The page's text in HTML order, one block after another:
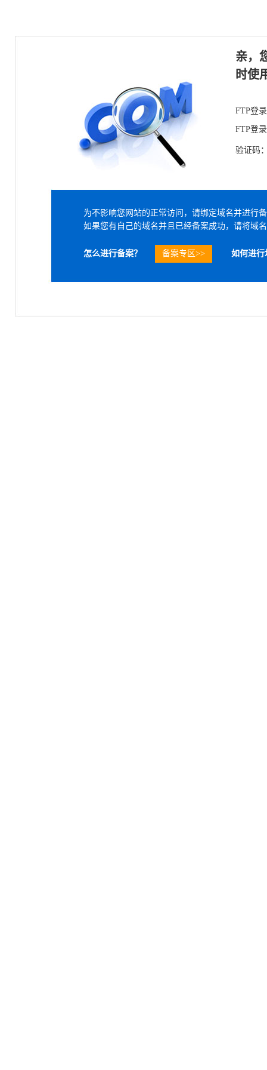
亲，
时使
FTP登
FTP登
验证码
为不影响您网站的正常访问，请绑定域名并进行
如果您有自己的域名并且已经备案成功，请将域
备案专区>> 如何进行
怎么进行备案？